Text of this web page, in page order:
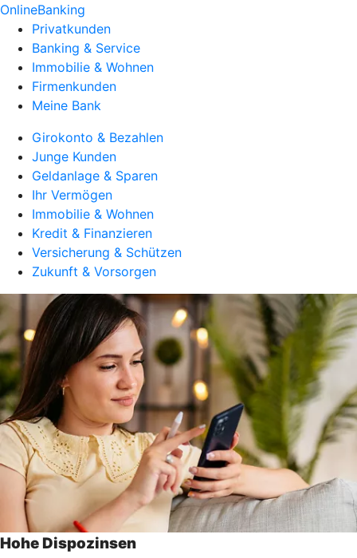
OnlineBanking
Privatkunden
Banking & Service
Immobilie & Wohnen
Firmenkunden
Meine Bank
Girokonto & Bezahlen
Junge Kunden
Geldanlage & Sparen
Ihr Vermögen
Immobilie & Wohnen
Kredit & Finanzieren
Versicherung & Schützen
Zukunft & Vorsorgen
Hohe Dispozinsen